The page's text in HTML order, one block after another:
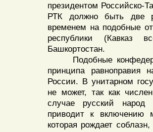
президентом Российско-
РТК должно быть две
временем на подобные
республики (Кавказ
Башкортостан.
Подобные
принципа равноправия
России. В унитарном
не может, так как
случае русский народ
приводит к включению
которая рождает